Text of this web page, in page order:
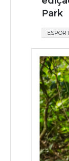
Park